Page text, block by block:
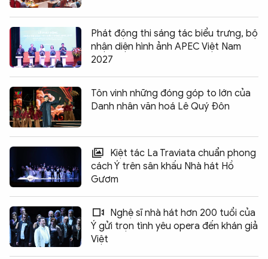
Phát động thi sáng tác biểu trưng, bộ
nhận diện hình ảnh APEC Việt Nam
2027
Tôn vinh những đóng góp to lớn của
Danh nhân văn hoá Lê Quý Đôn
Kiệt tác La Traviata chuẩn phong
cách Ý trên sân khấu Nhà hát Hồ
Gươm
Nghệ sĩ nhà hát hơn 200 tuổi của
Ý gửi trọn tình yêu opera đến khán giả
Việt